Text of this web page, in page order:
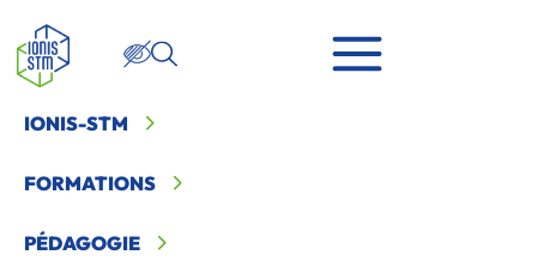
IONIS-STM
FORMATIONS
PÉDAGOGIE